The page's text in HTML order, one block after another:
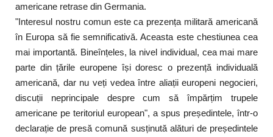
americane retrase din Germania.
"Interesul nostru comun este ca prezența militară americană
în Europa să fie semnificativă. Aceasta este chestiunea cea
mai importantă. Bineînțeles, la nivel individual, cea mai mare
parte din țările europene își doresc o prezență individuală
americană, dar nu veți vedea între aliații europeni negocieri,
discuții neprincipale despre cum să împărțim trupele
americane pe teritoriul european", a spus președintele, într-o
declarație de presă comună susținută alături de președintele